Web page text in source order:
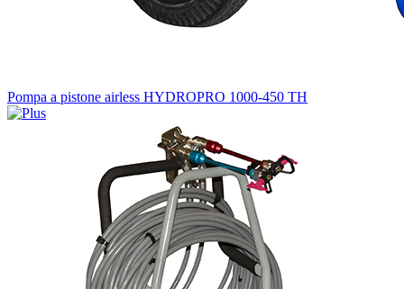
Pompa a pistone airless HYDROPRO 1000-450 TH